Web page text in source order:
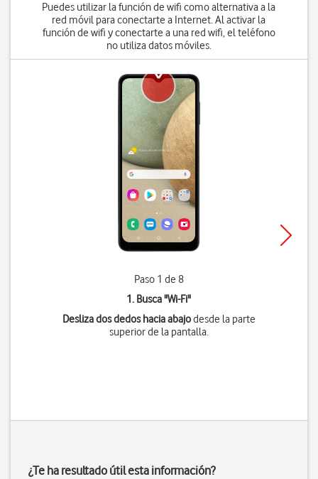
Puedes utilizar la función de wifi como alternativa a la
red móvil para conectarte a Internet. Al activar la
función de wifi y conectarte a una red wifi, el teléfono
no utiliza datos móviles.
Paso 1 de 8
1. Busca "Wi-Fi"
Desliza dos dedos hacia abajodesde la parte
superior de la pantalla.
¿Te ha resultado útil esta información?